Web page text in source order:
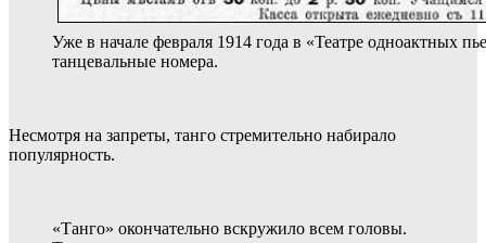
Уже в начале февраля 1914 года в «Театре одноактных
танцевальные номера.
Несмотря на запреты, танго стремительно набирало
популярность.
«Танго» окончательно вскружило всем головы.